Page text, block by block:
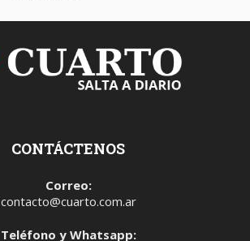
CONTÁCTENOS
Correo:
contacto@cuarto.com.ar
Teléfono y Whatsapp: